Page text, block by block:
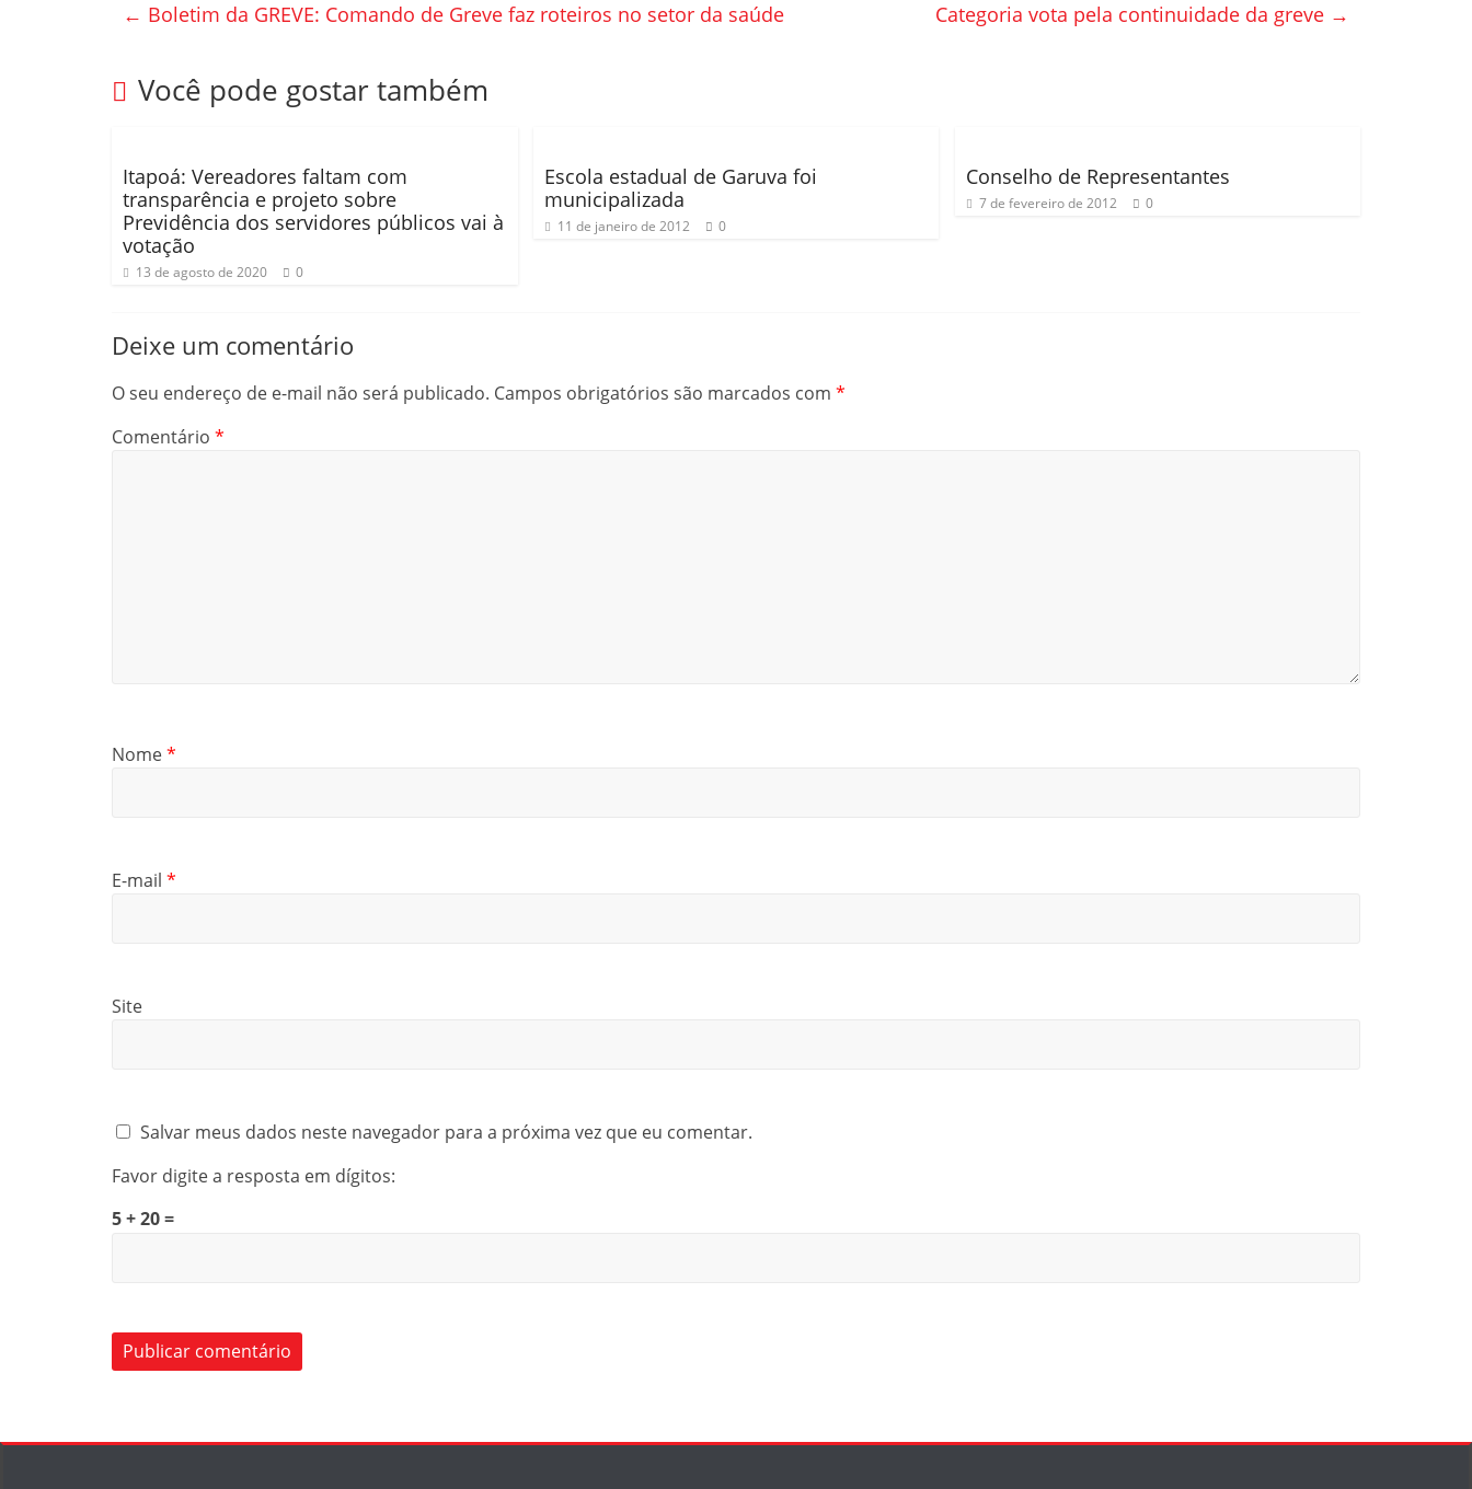
b
o
ar
h
← Boletim da GREVE: Comando de Greve faz roteiros no setor da saúde Categoria vota pela continuidade da greve →
Você pode gostar também
Itapoá: Vereadores faltam com
transparência e projeto sobre
Previdência dos servidores públicos vai à
votação
13 de agosto de 2020 0
Escola estadual de Garuva foi
municipalizada
11 de janeiro de 2012 0
Conselho de Representantes
7 de fevereiro de 2012 0
Deixe um comentário
O seu endereço de e-mail não será publicado. Campos obrigatórios são marcados com *
Comentário *
Nome*
E-mail *
Site
Salvar meus dados neste navegador para a próxima vez que eu comentar.
Favor digite a resposta em dígitos:
5 + 20 =